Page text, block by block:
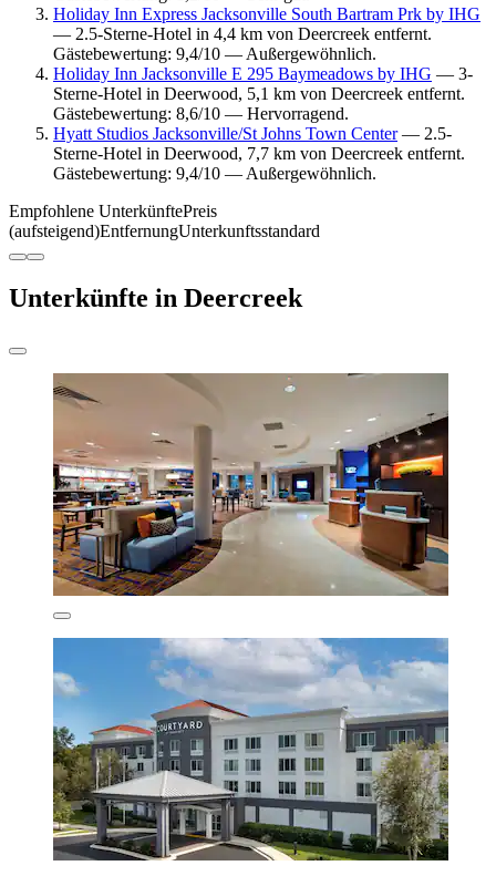
Holiday Inn Express Jacksonville South Bartram Prk by IHG
— 2.5-Sterne-Hotel in 4,4 km von Deercreek entfernt.
Gästebewertung: 9,4/10 — Außergewöhnlich.
Holiday Inn Jacksonville E 295 Baymeadows by IHG — 3-
Sterne-Hotel in Deerwood, 5,1 km von Deercreek entfernt.
Gästebewertung: 8,6/10 — Hervorragend.
Hyatt Studios Jacksonville/St Johns Town Center— 2.5-
Sterne-Hotel in Deerwood, 7,7 km von Deercreek entfernt.
Gästebewertung: 9,4/10 — Außergewöhnlich.
Empfohlene UnterkünftePreis
(aufsteigend)EntfernungUnterkunftsstandard
Unterkünfte in Deercreek